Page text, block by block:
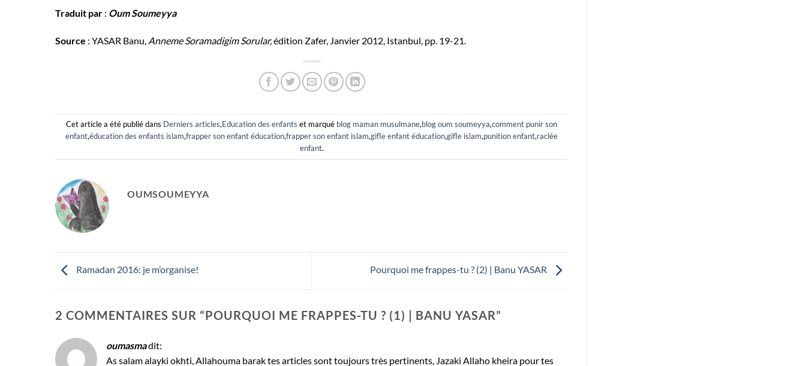
Traduit par : Oum Soumeyya
Source : YASAR Banu, Anneme Soramadigim Sorular,édition Zafer, Janvier 2012, Istanbul, pp. 19-21.
Cet article a été publié dans Derniers articles,Education des enfants et marqué blog maman musulmane,blog oum soumeyya,comment punir son
enfant,éducation des enfants islam,frapper son enfant éducation,frapper son enfant islam,gifle enfant éducation,gifle islam,punition enfant,raclée
enfant.
OUMSOUMEYYA
Ramadan 2016: je m’organise! Pourquoi me frappes-tu ? (2) | Banu YASAR
2 COMMENTAIRES SUR “POURQUOI ME FRAPPES-TU ? (1) | BANU YASAR”
oumasmadit:
As salam alayki okhti, Allahouma barak tes articles sont toujours très pertinents, Jazaki Allaho kheira pour tes